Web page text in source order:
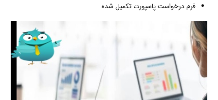
فرم درخواست پاسپورت تکمیل شده